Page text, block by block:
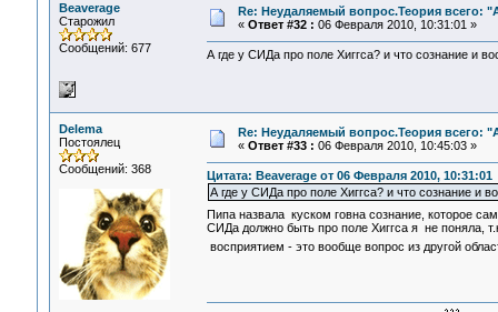
Beaverage
Старожил
Сообщений: 677
Re: Неудаляемый вопрос.Теория всего:
« Ответ #32 : 06 Февраля 2010, 10:31:01 »
А где у СИДа про поле Хиггса? и что сознание и
Delema
Постоялец
Сообщений: 368
Re: Неудаляемый вопрос.Теория всего:
« Ответ #33 : 06 Февраля 2010, 10:45:03 »
Цитата: Beaverage от 06 Февраля 2010, 10:31:01
А где у СИДа про поле Хиггса? и что сознание и
Пипа назвала куском говна сознание, которое
СИДа должно быть про поле Хиггса я не поняла,
восприятием - это вообще вопрос из другой